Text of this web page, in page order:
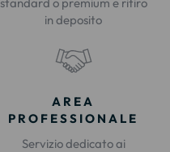
in deposito
AREA
PROFESSIONALE
Servizio dedicato ai